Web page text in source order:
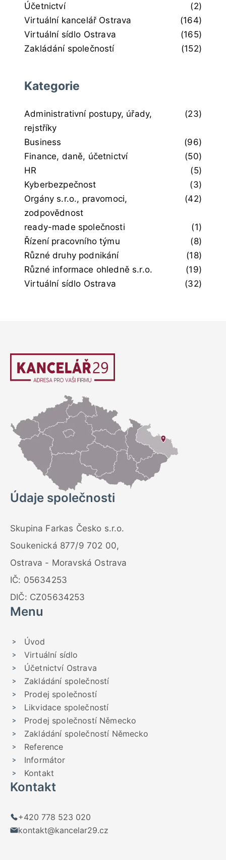
Účetnictví
(2)
Virtuální kancelář Ostrava
(164)
Virtuální sídlo Ostrava
(165)
Zakládání společností
(152)
Kategorie
Administrativní postupy, úřady,
rejstříky
(23)
Business
(96)
Finance, daně, účetnictví
(50)
HR
(5)
Kyberbezpečnost
(3)
Orgány s.r.o., pravomoci,
zodpovědnost
(42)
ready-made společnosti
(1)
Řízení pracovního týmu
(8)
Různé druhy podnikání
(18)
Různé informace ohledně s.r.o.
(19)
Virtuální sídlo Ostrava
(32)
Údaje společnosti
Skupina Farkas Česko s.r.o.
Soukenická 877/9 702 00,
Ostrava - Moravská Ostrava
IČ: 05634253
DIČ: CZ05634253
Menu
Úvod
Virtuální sídlo
Účetnictví Ostrava
Zakládání společností
Prodej společností
Likvidace společností
Prodej společností Německo
Zakládání společností Německo
Reference
Informátor
Kontakt
Kontakt
+420 778 523 020
kontakt@kancelar29.cz